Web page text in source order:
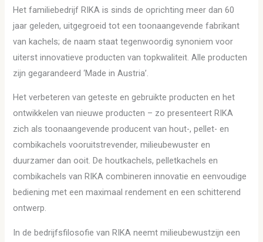
Het familiebedrijf RIKA is sinds de oprichting meer dan 60
jaar geleden, uitgegroeid tot een toonaangevende fabrikant
van kachels; de naam staat tegenwoordig synoniem voor
uiterst innovatieve producten van topkwaliteit. Alle producten
zijn gegarandeerd ‘Made in Austria’.
Het verbeteren van geteste en gebruikte producten en het
ontwikkelen van nieuwe producten – zo presenteert RIKA
zich als toonaangevende producent van hout-, pellet- en
combikachels vooruitstrevender, milieubewuster en
duurzamer dan ooit. De houtkachels, pelletkachels en
combikachels van RIKA combineren innovatie en eenvoudige
bediening met een maximaal rendement en een schitterend
ontwerp.
In de bedrijfsfilosofie van RIKA neemt milieubewustzijn een